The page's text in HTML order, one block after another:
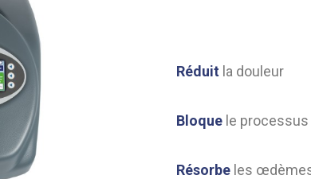
Réduit la douleur
Bloque le
Résorbe les